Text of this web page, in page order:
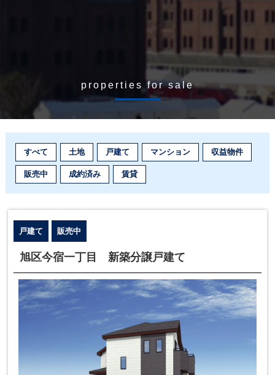
properties for sale
すべて 土地 戸建て マンション 収益物件
販売中 成約済み 賃貸
戸建て 販売中
旭区今宿一丁目 新築分譲戸建て